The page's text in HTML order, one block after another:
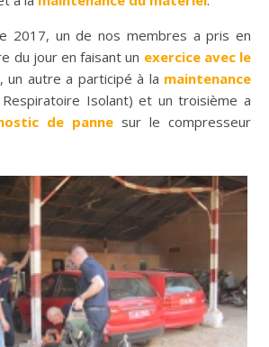
2017, un de nos membres a pris en
du jour en faisant un exercice avec le
, un autre a participé à la maintenance
Respiratoire Isolant) et un troisième a
de panne sur le compresseur